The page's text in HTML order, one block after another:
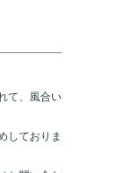
て、風合い
しておりま